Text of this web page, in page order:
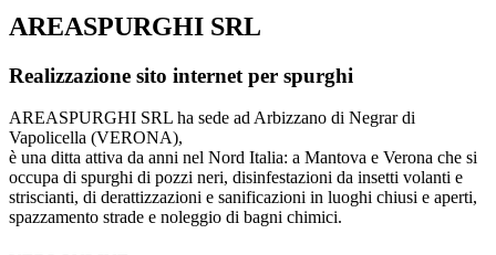
AREASPURGHI SRL
Realizzazione sito internet per spurghi
AREASPURGHI SRL ha sede ad Arbizzano di Negrar di
Vapolicella (VERONA),
è una ditta attiva da anni nel Nord Italia: a Mantova e Verona che si
occupa di spurghi di pozzi neri, disinfestazioni da insetti volanti e
striscianti, di derattizzazioni e sanificazioni in luoghi chiusi e aperti,
spazzamento strade e noleggio di bagni chimici.